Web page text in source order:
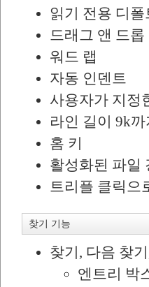
읽기 전용 디
드래그 앤 드롭
워드 랩
자동 인덴트
사용자가 지정
라인 길이 9k
홈 키
활성화된 파일
트리플 클릭으
찾기 기능
찾기, 다음 찾
엔트리 박